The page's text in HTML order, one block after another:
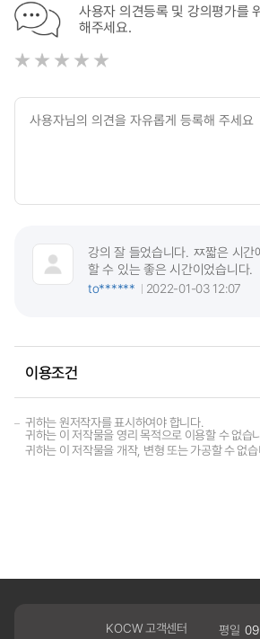
사용자 의견등록 및 강의평가를
해주세요.
강의 잘 들었습니다. ㅉ짧은 시간
할 수 있는 좋은 시간이었습니다.
to******
2022-01-03 12:07
이용조건
귀하는 원저작자를 표시하여야 합니다.
귀하는 이 저작물을 영리 목적으로 이용할 수 없습
귀하는 이 저작물을 개작, 변형 또는 가공할 수 없
KOCW 고객센터 평일